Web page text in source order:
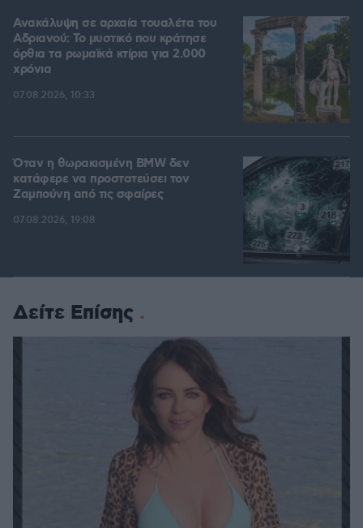
Ανακάλυψη σε αρχαία τουαλέτα του
Αδριανού: Το μυστικό που κράτησε
όρθια τα ρωμαϊκά κτίρια για 2.000
χρόνια
07.08.2026, 10:33
Όταν η θωρακισμένη BMW δεν
κατάφερε να προστατεύσει τον
Ζαμπούνη από τις σφαίρες
07.08.2026, 19:08
Δείτε Επίσης